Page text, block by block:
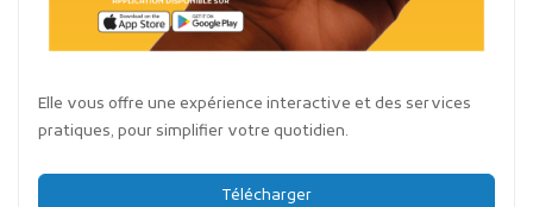
Elle vous offre une expérience interactive et des services
pratiques, pour simplifier votre quotidien.
Télécharger